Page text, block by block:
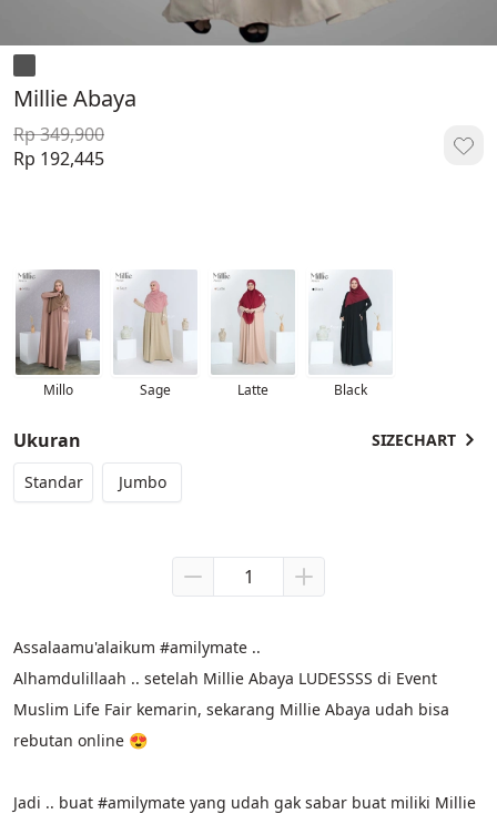
Millie Abaya
Rp 349,900
Rp 192,445
Millo Sage Latte Black
Ukuran SIZECHART
Standar Jumbo
Assalaamu'alaikum #amilymate ..
Alhamdulillaah .. setelah Millie Abaya LUDESSSS di Event
Muslim Life Fair kemarin, sekarang Millie Abaya udah bisa
rebutan online 😍
Jadi .. buat #amilymate yang udah gak sabar buat miliki Millie